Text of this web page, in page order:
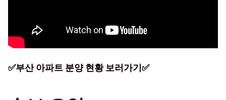
✅부산 아파트 분양 현황 보러가기✅